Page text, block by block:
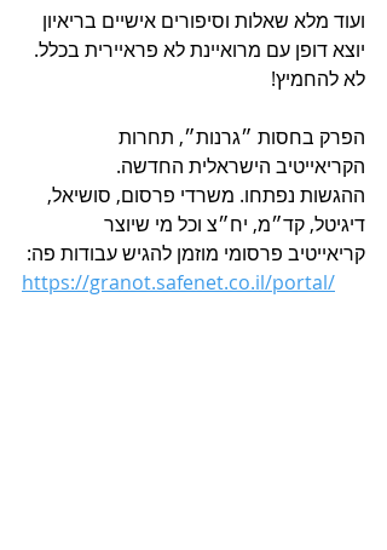
ועוד מלא שאלות וסיפורים אישיים בריאיון
יוצא דופן עם מרואיינת לא פראיירית בכלל.
לא להחמיץ!
הפרק בחסות ״גרנות״, תחרות
הקריאייטיב הישראלית החדשה.
ההגשות נפתחו. משרדי פרסום, סושיאל,
דיגיטל, קד״מ, יח״צ וכל מי שיוצר
קריאייטיב פרסומי מוזמן להגיש עבודות פה:
https://granot.safenet.co.il/portal/